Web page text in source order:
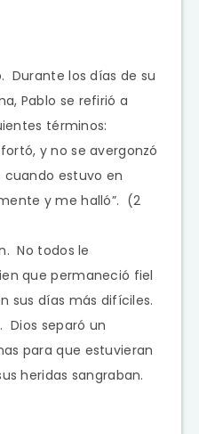
Durante los días de su
Pablo se refirió a
términos:
y no se avergonzó
cuando estuvo en
y me halló”. (2
No todos le
que permaneció fiel
sus días más difíciles.
Dios separó un
para que estuvieran
heridas sangraban.